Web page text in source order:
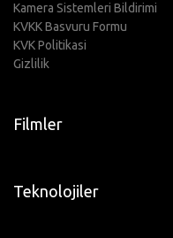
Kamera Sistemleri Bildirimi
KVKK Basvuru Formu
KVK Politikasi
Gizlilik
Filmler
Teknolojiler